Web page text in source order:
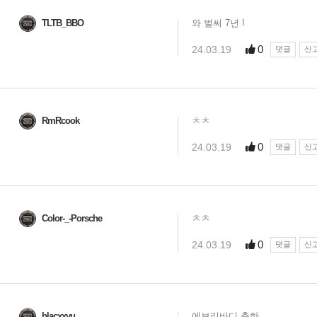
TLTB_BBO 와 벌써 7년 !
24.03.19 0 댓글 신
RmRcook ㅊㅊ
24.03.19 0 댓글 신
Color-_-Porsche ㅊㅊ
24.03.19 0 댓글 신